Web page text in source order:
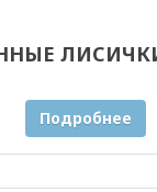
Подробнее